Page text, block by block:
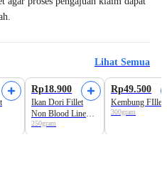
Lihat Semua
Rp18.900
Ikan Dori Fillet
Non Blood Line
(NBL) Astro Farm
250gram
Rp49.500
Kembung FIllet
300gram